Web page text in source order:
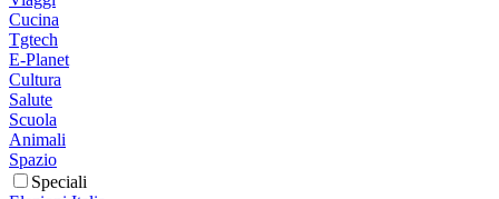
Cucina
Tgtech
E-Planet
Cultura
Salute
Scuola
Animali
Spazio
Speciali